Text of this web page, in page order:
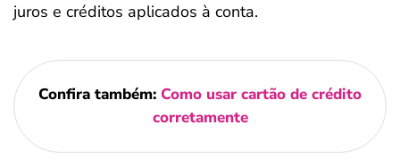
juros e créditos aplicados à conta.
Confira também: Como usar cartão de crédito
corretamente